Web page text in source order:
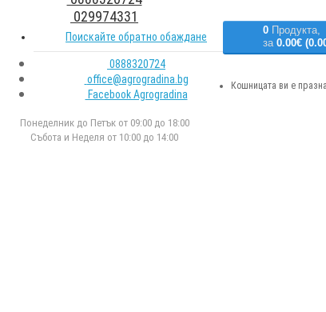
029974331
Поискайте обратно обаждане
0888320724
office@agrogradina.bg
Facebook Agrogradina
Понеделник до Петък от 09:00 до 18:00
Събота и Неделя от 10:00 до 14:00
0 Продукта,
за 0.00€
Кошницата ви е